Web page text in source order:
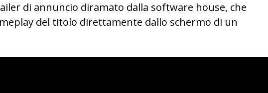
di annuncio diramato dalla software house, che
del titolo direttamente dallo schermo di un